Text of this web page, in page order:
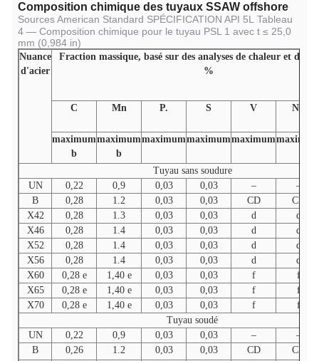
Composition chimique des tuyaux SSAW offshore
Sources American Standard SPÉCIFICATION API 5L Tableau
4 — Composition chimique pour le tuyau PSL 1 avec t ≤ 25,0
mm (0,984 in)
Nuance
d'acier
Fraction massique, basé sur des analyses de chaleur et de
%
C Mn P. S V Nb
maximum
b
maximum
b
maximummaximummaximum
Tuyau sans soudure
UN
0,22 0,9 0,03 0,03 –
–
B
0,28 1.2 0,03 0,03 CD
CD
X42
0,28 1.3 0,03 0,03 d
d
X46
0,28 1.4 0,03 0,03 d
d
X52
0,28 1.4 0,03 0,03 d
d
X56
0,28 1.4 0,03 0,03 d
d
X60
0,28 e 1,40 e 0,03 0,03 f
f
X65
0,28 e 1,40 e 0,03 0,03 f
f
X70
0,28 e 1,40 e 0,03 0,03 f
f
Tuyau soudé
UN
0,22 0,9 0,03 0,03 –
–
B
0,26 1.2 0,03 0,03 CD
CD